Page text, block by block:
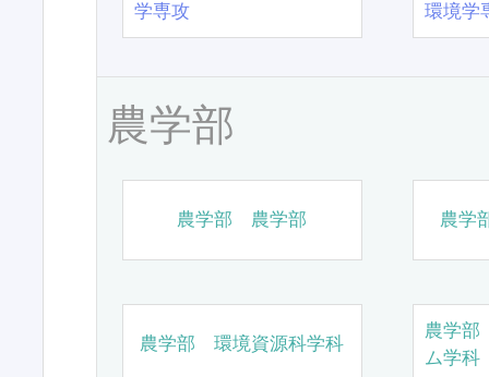
学専攻
環境学
農学部
農学部 農学部 農学
農学部 環境資源科学科
農学
ム学科